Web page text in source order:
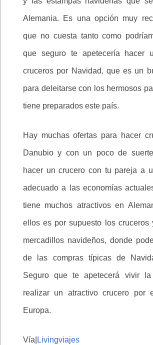
Alemania. Es una opción muy
que no cuesta tanto como
que seguro te apetecería hacer
cruceros por Navidad, que es un
para deleitarse con los hermosos
tiene preparados este país.
Hay muchas ofertas para hacer
Danubio y con un poco de
hacer un crucero con tu pareja a
adecuado a las economías
tiene muchos atractivos en
ellos es por supuesto los cruceros
mercadillos navideños, donde
de las compras típicas de
Seguro que te apetecerá vivir
realizar un atractivo crucero por
Europa.
Vía| Livingviajes